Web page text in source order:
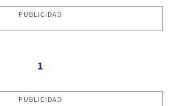
PUBLICIDAD
1
PUBLICIDAD